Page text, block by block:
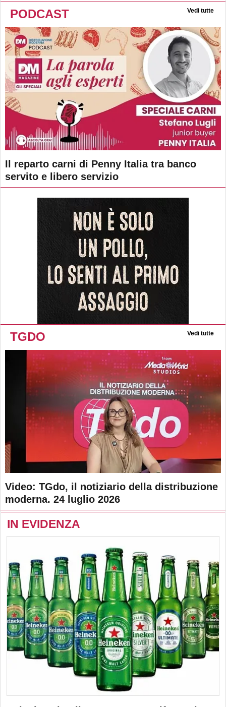
PODCAST Vedi tutte
Il reparto carni di Penny Italia tra banco
servito e libero servizio
TGDO Vedi tutte
Video: TGdo, il notiziario della distribuzione
moderna. 24 luglio 2026
IN EVIDENZA